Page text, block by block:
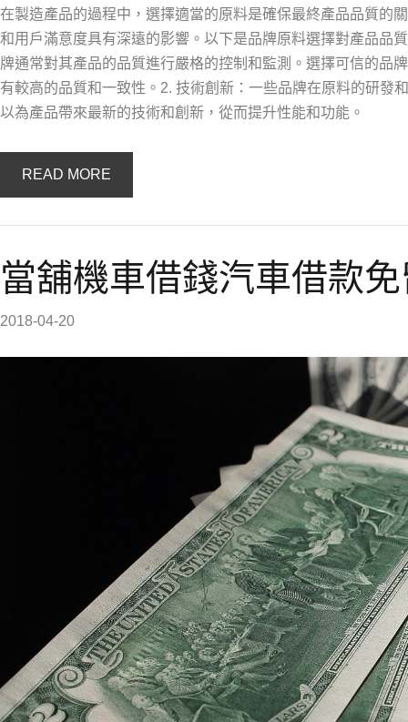
在製造產品的過程中，選擇適當的原料是確保最終產品品質的
和用戶滿意度具有深遠的影響。以下是品牌原料選擇對產品品
牌通常對其產品的品質進行嚴格的控制和監測。選擇可信的品
有較高的品質和一致性。2. 技術創新：一些品牌在原料的研發
以為產品帶來最新的技術和創新，從而提升性能和功能。
READ MORE
當舖機車借錢汽車借款
2018-04-20